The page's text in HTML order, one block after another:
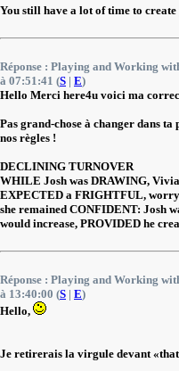
You still have a lot of time to create
Réponse : Playing and Working
à 07:51:41 (S | E)
Hello Merci here4u voici ma
Pas grand-chose à changer dans
nos règles !
DECLINING TURNOVER
WHILE Josh was DRAWING,
EXPECTED a FRIGHTFUL,
she remained CONFIDENT: Josh
would increase, PROVIDED he
Réponse : Playing and Working
à 13:40:00 (S | E)
Hello,
Je retirerais la virgule devant